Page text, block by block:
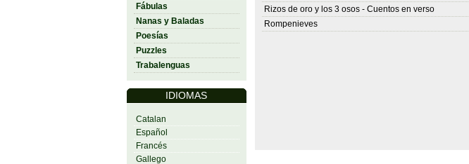
Fábulas
Nanas y Baladas
Poesías
Puzzles
Trabalenguas
IDIOMAS
Catalan
Español
Francés
Gallego
Rizos de oro y los 3 osos - Cuentos en verso
Rompenieves